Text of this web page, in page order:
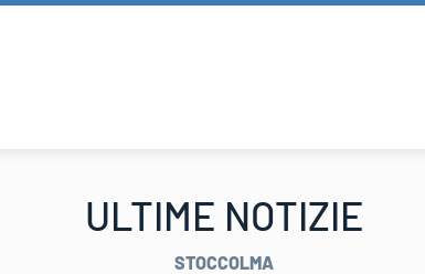
ULTIME NOTIZIE
STOCCOLMA